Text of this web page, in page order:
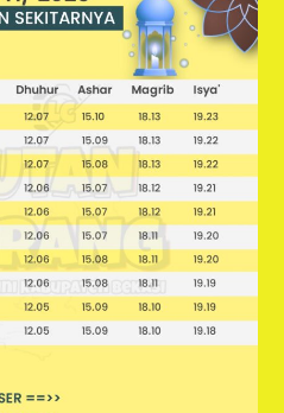
Kedungwaringin Memberikan
Jurpala Kosmi
Ketua Umum Jurpala
KOSMI Indonesia Atas Respon
Metro Bekasi dan Polsek Cikarang
Oknum Ormas Terkait
Posko
Bekasi Terima 20
Dari Panglima TNI
Kecamatan Cikarang Pusat
VII